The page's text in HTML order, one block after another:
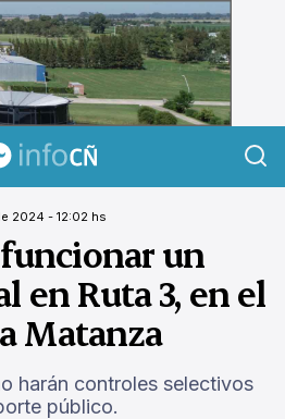
InfoCañuelas
2024 - 12:02 hs
un
en Ruta 3, en el
Matanza
harán controles selectivos
público.